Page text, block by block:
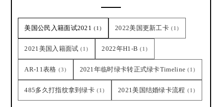
美国公民入籍面试2021 (1) 2022美国更新工卡 (1)
2021美国入籍面试 (1) 2022年H1-B (1)
AR-11表格 (3) 2021年临时绿卡转正式绿卡Timeline (1)
485多久打指纹拿到绿卡 (1) 2021美国结婚绿卡流程 (1)